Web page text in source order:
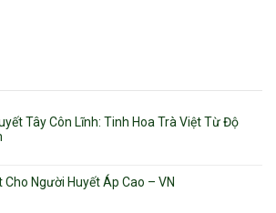
Tây Côn Lĩnh: Tinh Hoa Trà Việt Từ Độ
Cho Người Huyết Áp Cao – VN